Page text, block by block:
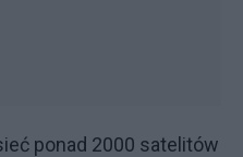
ponad 2000 satelitów